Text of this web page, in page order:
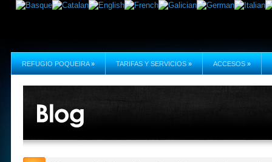
REFUGIO POQUEIRA » TARIFAS Y SERVICIOS » ACCESOS »